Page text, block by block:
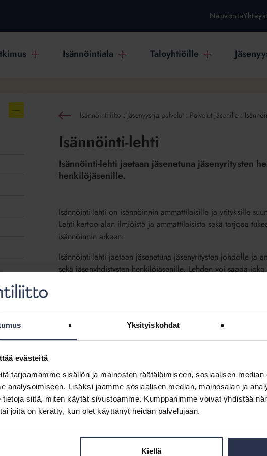
Yksityiskohdat
evästeitä
tarjoamamme sisällön ja mainosten räätälöimiseen, sosiaalisen
analysoimiseen. Lisäksi jaamme sosiaalisen median, mainosalan ja
tietoja siitä, miten käytät sivustoamme. Kumppanimme voivat yhdistää
joita on kerätty, kun olet käyttänyt heidän palvelujaan.
Kiellä
Neuvonta
Isännöintiala Taloyhtiöille
Näytä
vähemmänTakaisin Isännöintiliitto : Jäsenyys ja palvelut : Palvelut jäsenille :
Isännöinti-lehti
Isännöinti-lehti jaetaan jäsenetuna jäsenyritysten
henkilöjäsenille.
Isännöinti-lehti on isännöinnin ammattilaisille ja yrityksille
Lehti kertoo alan ilmiöistä ja ammattilaisista sekä tarjoaa
isännöinnin arkeen.
Isännöinti-lehti jaetaan jäsenetuna jäsenyritysten johdolle ja
sekä jäsenyhdistysten henkilöjäsenille. Lehden voi saada
Lehden sähköiseen arkistoon
1 – 20.2.
2 – 10.4.
3 – 10.6.
4 – 9.9.